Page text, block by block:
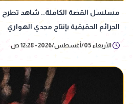
مسلسل القصة الكاملة.. شاهد تطرح
الجرائم الحقيقية بإنتاج مجدي الهواري
الأربعاء 05/أغسطس/2026 - 12:28 ص